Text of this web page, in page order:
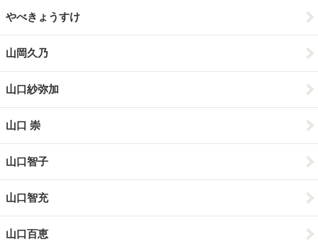
やべきょうすけ
山岡久乃
山口紗弥加
山口 崇
山口智子
山口智充
山口百恵